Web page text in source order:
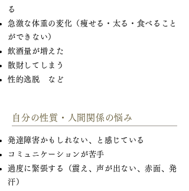
る
急激な体重の変化（痩せる・太る・食べること
ができない）
飲酒量が増えた
散財してしまう
性的逸脱 など
自分の性質・人間関係の悩み
発達障害かもしれない、と感じている
コミュニケーションが苦手
過度に緊張する（震え、声が出ない、赤面、発
汗）